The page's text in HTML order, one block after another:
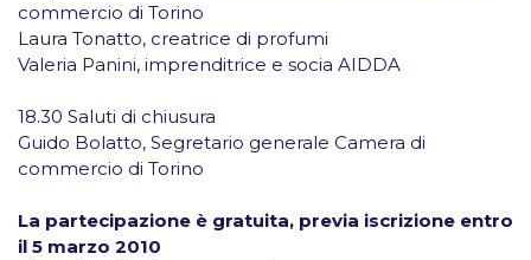
commercio di Torino
Laura Tonatto, creatrice di profumi
Valeria Panini, imprenditrice e socia AIDDA
18.30 Saluti di chiusura
Guido Bolatto, Segretario generale Camera di
commercio di Torino
La partecipazione è gratuita, previa iscrizione entro
il 5 marzo 2010